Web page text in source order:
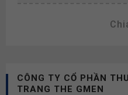
CÔNG TY CỔ PHẦN
TRANG THE GMEN